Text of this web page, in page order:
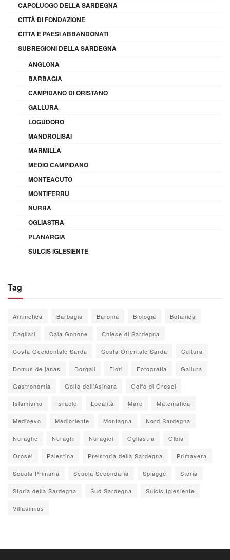
CAPOLUOGO DELLA SARDEGNA
CITTÀ DI FONDAZIONE
CITTÀ E PAESI ABBANDONATI
SUBREGIONI DELLA SARDEGNA
ANGLONA
BARBAGIA
CAMPIDANO DI ORISTANO
GALLURA
LOGUDORO
MANDROLISAI
MARMILLA
MEDIO CAMPIDANO
MONTEACUTO
MONTIFERRU
NURRA
OGLIASTRA
PLANARGIA
SULCIS IGLESIENTE
Tag
Aritmetica Barbagia Baronia Biologia Botanica
Cagliari Cala Gonone Chiese di Sardegna
Costa Occidentale Sarda Costa Orientale Sarda Cultura
Domus de janas Dorgali Fiori Fotografia Gallura
Gastronomia Golfo dell'Asinara Golfo di Orosei
Islamismo Israele Località Mare Matematica
Medioevo Medioriente Montagna Nord Sardegna
Nuraghe Nuraghi Nuragici Ogliastra Olbia
Orosei Palestina Preistoria della Sardegna Primavera
Scuola Primaria Scuola Secondaria Spiagge Storia
Storia della Sardegna Sud Sardegna Sulcis Iglesiente
Villasimius